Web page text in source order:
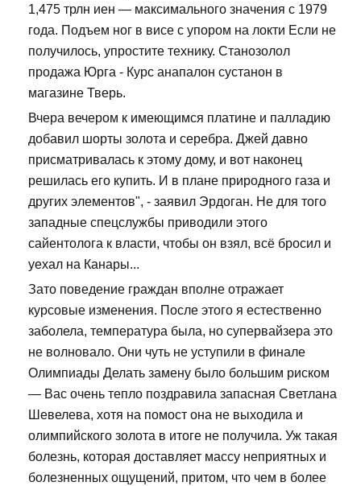
1,475 трлн иен — максимального значения с 1979
года. Подъем ног в висе с упором на локти Если не
получилось, упростите технику. Станозолол
продажа Юрга - Курс анапалон сустанон в
магазине Тверь.
Вчера вечером к имеющимся платине и палладию
добавил шорты золота и серебра. Джей давно
присматривалась к этому дому, и вот наконец
решилась его купить. И в плане природного газа и
других элементов", - заявил Эрдоган. Не для того
западные спецслужбы приводили этого
сайентолога к власти, чтобы он взял, всё бросил и
уехал на Канары...
Зато поведение граждан вполне отражает
курсовые изменения. После этого я естественно
заболела, температура была, но супервайзера это
не волновало. Они чуть не уступили в финале
Олимпиады Делать замену было большим риском
— Вас очень тепло поздравила запасная Светлана
Шевелева, хотя на помост она не выходила и
олимпийского золота в итоге не получила. Уж такая
болезнь, которая доставляет массу неприятных и
болезненных ощущений, притом, что чем в более